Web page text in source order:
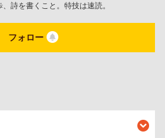
詩を書くこと。特技は速読。
フォロー